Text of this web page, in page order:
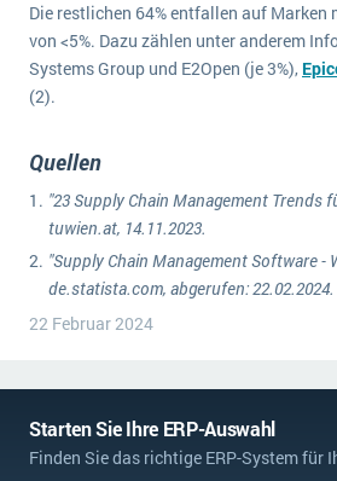
Die restlichen 64% entfallen auf Marken
von <5%. Dazu zählen unter anderem
Systems Group und E2Open (je 3%),
(2).
Quellen
"23 Supply Chain Management Trends
tuwien.at, 14.11.2023.
"Supply Chain Management Software -
de.statista.com, abgerufen: 22.02.2024.
22 Februar 2024
Starten Sie Ihre ERP-Auswahl
Finden Sie das richtige ERP-System für